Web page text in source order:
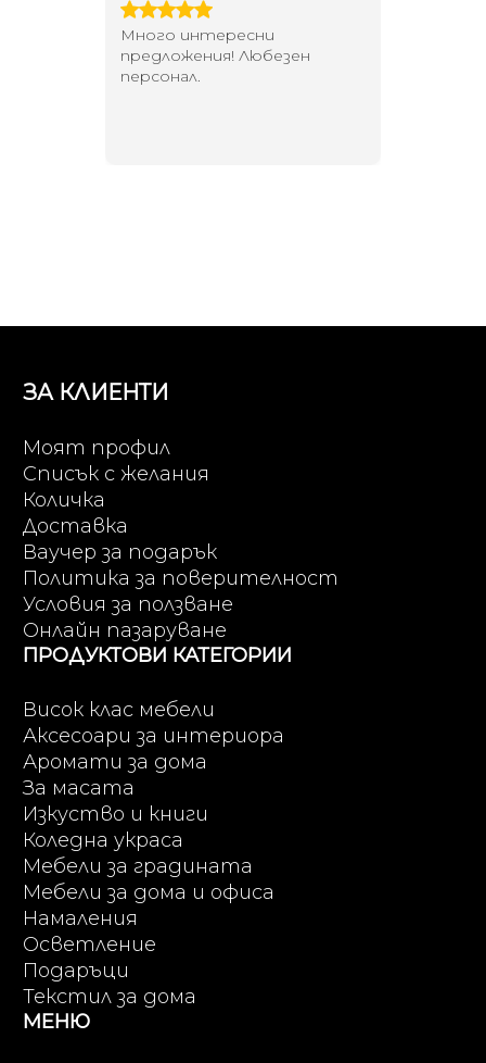
Много интересни
предложения! Любезен
персонал.
ЗА КЛИЕНТИ
Моят профил
Списък с желания
Количка
Доставка
Ваучер за подарък
Политика за поверителност
Условия за ползване
Онлайн пазаруване
ПРОДУКТОВИ КАТЕГОРИИ
Висок клас мебели
Аксесоари за интериора
Аромати за дома
За масата
Изкуство и книги
Коледна украса
Мебели за градината
Мебели за дома и офиса
Намаления
Осветление
Подаръци
Текстил за дома
МЕНЮ